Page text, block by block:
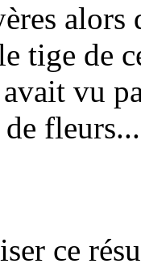
alors
tige de
vu
ce